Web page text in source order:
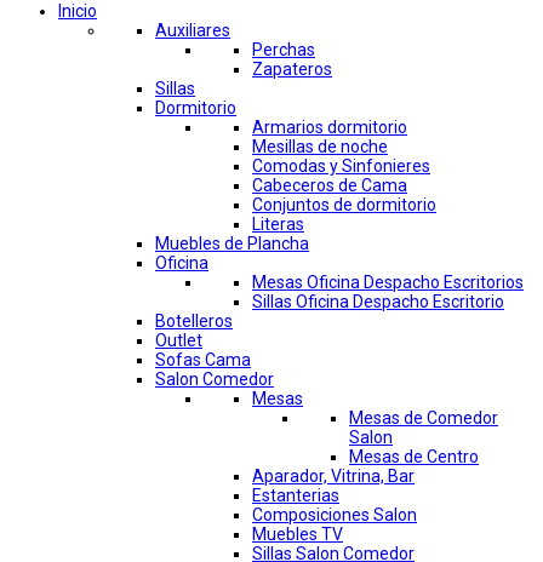
Inicio
Auxiliares
Perchas
Zapateros
Sillas
Dormitorio
Armarios dormitorio
Mesillas de noche
Comodas y Sinfonieres
Cabeceros de Cama
Conjuntos de dormitorio
Literas
Muebles de Plancha
Oficina
Mesas Oficina Despacho Escritorios
Sillas Oficina Despacho Escritorio
Botelleros
Outlet
Sofas Cama
Salon Comedor
Mesas
Mesas de Comedor
Salon
Mesas de Centro
Aparador, Vitrina, Bar
Estanterias
Composiciones Salon
Muebles TV
Sillas Salon Comedor